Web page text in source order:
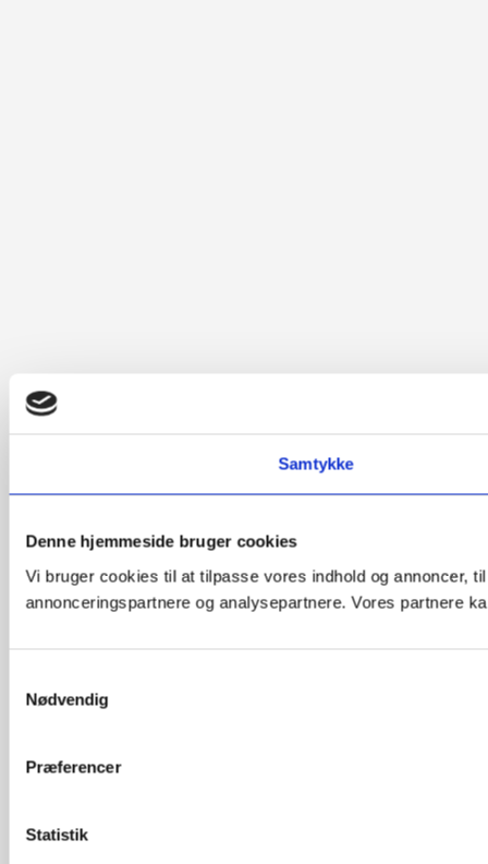
Samtykke
Denne hjemmeside bruger cookies
Vi bruger cookies til at tilpasse vores indhold og annoncer,
annonceringspartnere og analysepartnere. Vores partnere
Nødvendig
Præferencer
Statistik